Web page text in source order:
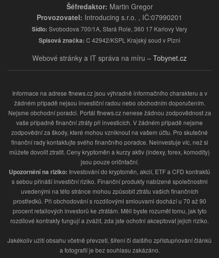
Šéfredaktor: Martin Gregor
Provozovatel: Introducing s.r.o. , IČ:07990201
Sídlo: Svobodova 700/1A, Stará Role, 360 17 Karlovy Vary
Spisová značka: C 42942/KSPL Krajský soud v Plzni
Webové stránky a IT správa na míru – Tobynet.cz
Informace na adrese ftnews.cz jsou výhradně informačního charakteru a v
žádném případě nejsou investiční radou nebo obchodním doporučením.
Nejsme obchodní poradci. Portál ftnews.cz nenese žádnou zodpovědnost za
vaše případně finanční ztráty při investicích. V žádném případě nejsme
zodpovědní za škody, které mohou vzniknout na vašem účtu. Pro skutečné
finanční rady kontaktujte svého finančního poradce. Neinvestuje víc, než si
můžete dovolit ztratit. Ceny kryptoměn a kurzy aktiv (indexy, forex, komodity)
jsou pouze oričntační.
Upozornění na riziko: Investování do kryptoměn, akcií, ETF a CFD kontraktů
s sebou přináší investiční riziko. Finanční produkty nabízené společnostmi
uvedenými na této stránce mohou způsobit ztrátu vašich finančních
prostředků. Při obchodování s rozdílovými smlouvami dochází u 70 až 90
procent retailových investorů ke ztrátám. Měli byste rozumět tomu, jak tyto
rozdílové kontrakty fungují a zvážit, zda jste ochotni akceptovat jejich riziko.
Jakékoliv užití obsahu včetně převzetí, šíření či dalšího zpřístupňování článků
a fotografií je bez souhlasu zakázáno.